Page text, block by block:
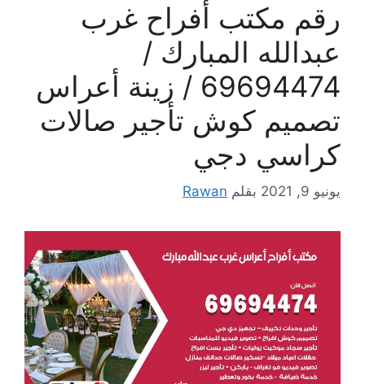
رقم مكتب أفراح غرب
عبدالله المبارك /
69694474 / زينة أعراس
تصميم كوش تأجير صالات
كراسي دجي
يونيو 9, 2021 بقلم Rawan